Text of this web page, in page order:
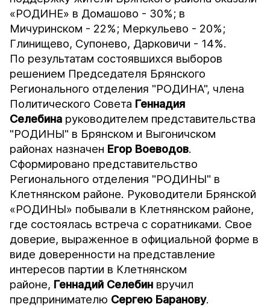
«РОДИНЕ» в Домашово - 30%; в
Мичуринском - 22%; Меркульево - 20%;
Глинищево, Супонево, Дарковичи - 14%.
По результатам состоявшихся выборов
решением Председателя Брянского
Регионального отделения "РОДИНА", члена
Политического Совета Геннадия
Селебина руководителем представительства
"РОДИНЫ" в Брянском и Выгоничском
районах назначен Егор Воеводов.
Сформировано представительство
Регионального отделения "РОДИНЫ" в
Клетнянском районе. Руководители Брянской
«РОДИНЫ» побывали в Клетнянском районе,
где состоялась встреча с соратниками. Свое
доверие, выраженное в официальной форме в
виде доверенности на представление
интересов партии в Клетнянском
районе, Геннадий Селебин вручил
предпринимателю Сергею Баранову.